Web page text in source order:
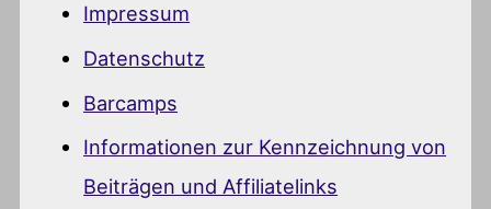
Impressum
Datenschutz
Barcamps
Informationen zur Kennzeichnung von
Beiträgen und Affiliatelinks